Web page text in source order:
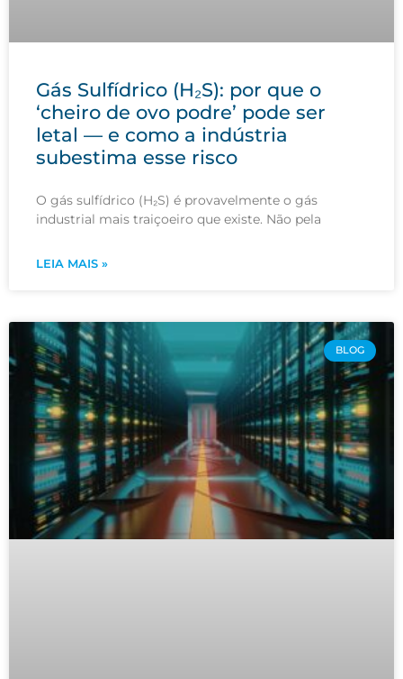
Gás Sulfídrico (H₂S): por que o
‘cheiro de ovo podre’ pode ser
letal — e como a indústria
subestima esse risco
O gás sulfídrico (H₂S) é provavelmente o gás
industrial mais traiçoeiro que existe. Não pela
LEIA MAIS »
BLOG